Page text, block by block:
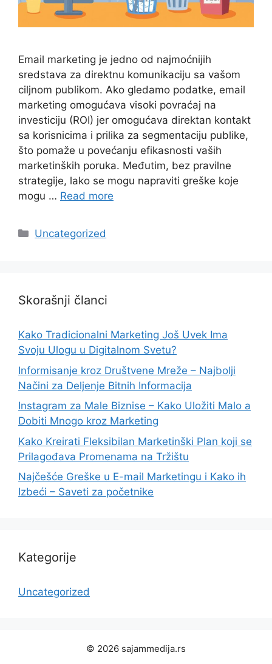
Email marketing je jedno od najmoćnijih
sredstava za direktnu komunikaciju sa vašom
ciljnom publikom. Ako gledamo podatke, email
marketing omogućava visoki povraćaj na
investiciju (ROI) jer omogućava direktan kontakt
sa korisnicima i prilika za segmentaciju publike,
što pomaže u povećanju efikasnosti vaših
marketinških poruka. Međutim, bez pravilne
strategije, lako se mogu napraviti greške koje
mogu … Read more
Categories
Uncategorized
Skorašnji članci
Kako Tradicionalni Marketing Još Uvek Ima
Svoju Ulogu u Digitalnom Svetu?
Informisanje kroz Društvene Mreže – Najbolji
Načini za Deljenje Bitnih Informacija
Instagram za Male Biznise – Kako Uložiti Malo a
Dobiti Mnogo kroz Marketing
Kako Kreirati Fleksibilan Marketinški Plan koji se
Prilagođava Promenama na Tržištu
Najčešće Greške u E-mail Marketingu i Kako ih
Izbeći – Saveti za početnike
Kategorije
Uncategorized
© 2026 sajammedija.rs